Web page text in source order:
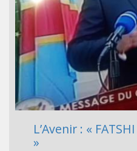
L’Avenir : «
»